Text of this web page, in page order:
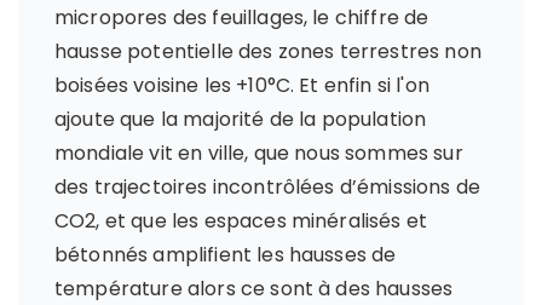
micropores des feuillages, le chiffre de
hausse potentielle des zones terrestres non
boisées voisine les +10°C. Et enfin si l'on
ajoute que la majorité de la population
mondiale vit en ville, que nous sommes sur
des trajectoires incontrôlées d’émissions de
CO2, et que les espaces minéralisés et
bétonnés amplifient les hausses de
température alors ce sont à des hausses